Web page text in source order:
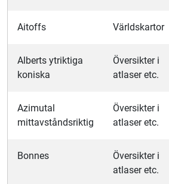
Aitoffs Världskartor
Alberts ytriktiga
koniska
Översikter i
atlaser etc.
Azimutal
mittavståndsriktig
Översikter i
atlaser etc.
Bonnes
Översikter i
atlaser etc.